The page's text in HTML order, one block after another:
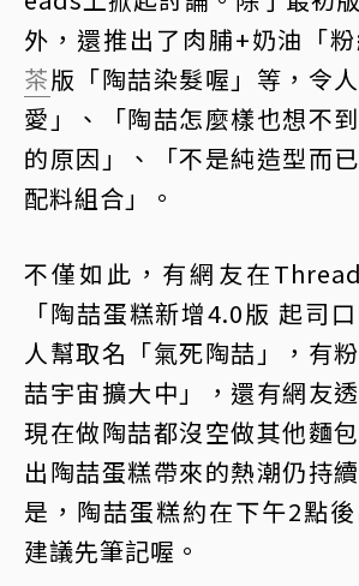
外，還推出了肉脯+奶油「粉
茶版「陶喆染髮喔」等，令
愛」、「陶喆怎麼樣也想不
的原因」、「不是純造型而
配料組合」。
不僅如此，有網友在
「陶喆蛋糕新增4.0版 起司
人幫取名「氣死陶喆」，有
喆宇宙擴大中」，還有網友
現在做陶喆都沒空做其他麵
出陶喆蛋糕帶來的熱潮仍持
是，陶喆蛋糕約在下午2點
建議先筆記喔。